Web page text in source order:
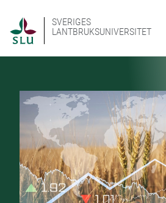
SVERIGES
LANTBRUKSUNIVERSITET